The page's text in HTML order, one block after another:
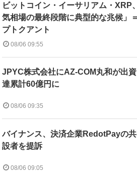
ビットコイン・イーサリアム・XRP
気相場の最終段階に典型的な兆候」
プトクアント
08/06 09:55
JPYC株式会社にAZ-COM丸和が出
達累計60億円に
08/06 09:35
バイナンス、決済企業RedotPayの共
設者を提訴
08/06 09:05